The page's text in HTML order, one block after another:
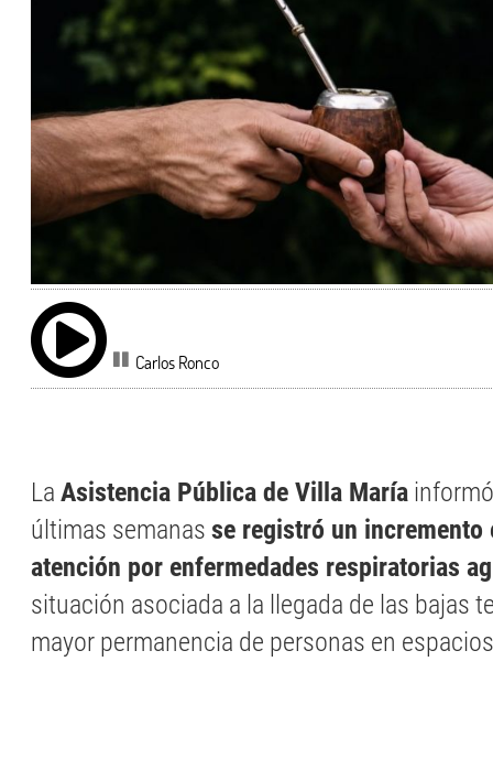
Carlos Ronco
LaAsistencia Pública de Villa María
últimas semanasse registró un incremento
atención por enfermedades respiratorias
situación asociada a la llegada de las bajas
mayor permanencia de personas en